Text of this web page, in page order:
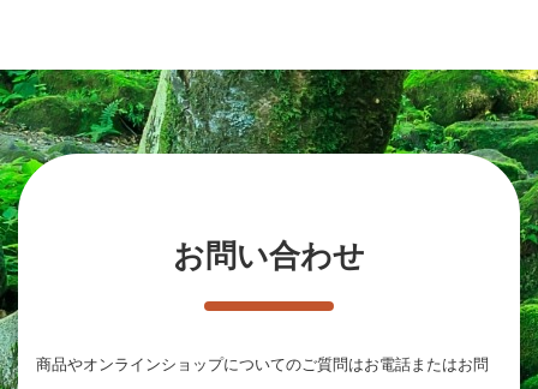
お問い合わせ
商品やオンラインショップについてのご質問はお電話またはお問